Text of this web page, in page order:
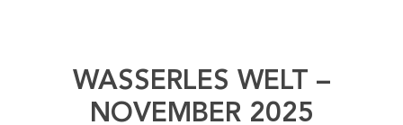
WASSERLES WELT –
NOVEMBER 2025